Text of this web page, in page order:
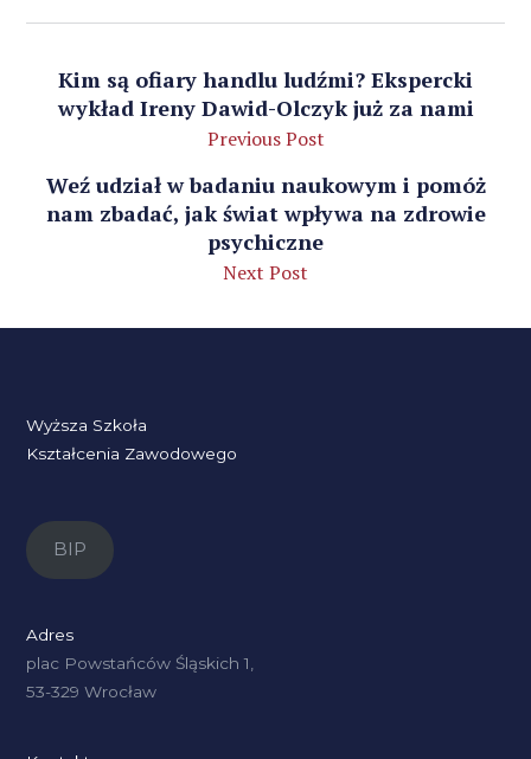
Kim są ofiary handlu ludźmi? Ekspercki
wykład Ireny Dawid-Olczyk już za nami
Previous Post
Weź udział w badaniu naukowym i pomóż
nam zbadać, jak świat wpływa na zdrowie
psychiczne
Next Post
Wyższa Szkoła
Kształcenia Zawodowego
BIP
Adres
plac Powstańców Śląskich 1,
53-329 Wrocław